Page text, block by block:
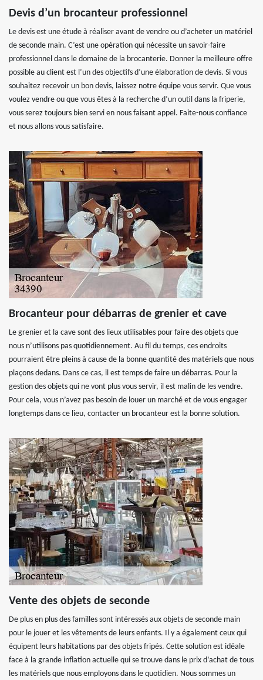
Devis d’un brocanteur professionnel
Le devis est une étude à réaliser avant de vendre ou d’acheter un matériel
de seconde main. C’est une opération qui nécessite un savoir-faire
professionnel dans le domaine de la brocanterie. Donner la meilleure offre
possible au client est l’un des objectifs d’une élaboration de devis. Si vous
souhaitez recevoir un bon devis, laissez notre équipe vous servir. Que vous
voulez vendre ou que vous êtes à la recherche d’un outil dans la friperie,
vous serez toujours bien servi en nous faisant appel. Faite-nous confiance
et nous allons vous satisfaire.
Brocanteur pour débarras de grenier et cave
Le grenier et la cave sont des lieux utilisables pour faire des objets que
nous n’utilisons pas quotidiennement. Au fil du temps, ces endroits
pourraient être pleins à cause de la bonne quantité des matériels que nous
plaçons dedans. Dans ce cas, il est temps de faire un débarras. Pour la
gestion des objets qui ne vont plus vous servir, il est malin de les vendre.
Pour cela, vous n’avez pas besoin de louer un marché et de vous engager
longtemps dans ce lieu, contacter un brocanteur est la bonne solution.
Vente des objets de seconde
De plus en plus des familles sont intéressés aux objets de seconde main
pour le jouer et les vêtements de leurs enfants. Il y a également ceux qui
équipent leurs habitations par des objets fripés. Cette solution est idéale
face à la grande inflation actuelle qui se trouve dans le prix d’achat de tous
les matériels que nous employons dans le quotidien. Nous sommes un